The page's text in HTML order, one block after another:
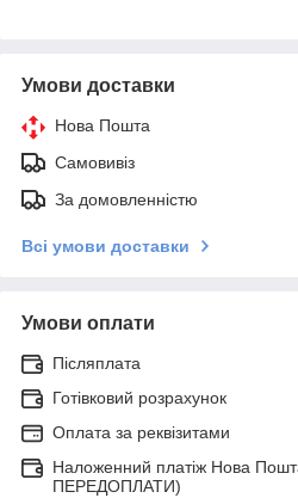
Умови доставки
Нова Пошта
Самовивіз
За домовленністю
Всі умови доставки
Умови оплати
Післяплата
Готівковий розрахунок
Оплата за реквізитами
Наложенний платіж Нова
ПЕРЕДОПЛАТИ)